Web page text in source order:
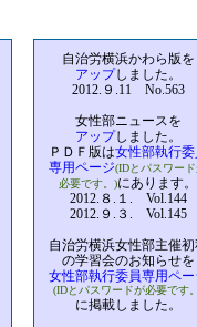
自治労横浜かわら版を
アップしました。
2012.９.11 No.563
女性部ニュースを
アップしました。
ＰＤＦ版は女性部執行委
専用ページ(IDとパスワー
必要です。)にあります。
2012.８.１. Vol.144
2012.９.３. Vol.145
自治労横浜女性部主催初
の学習会のお知らせを
女性部執行委員専用ペー
(IDとパスワードが必要です
に掲載しました。